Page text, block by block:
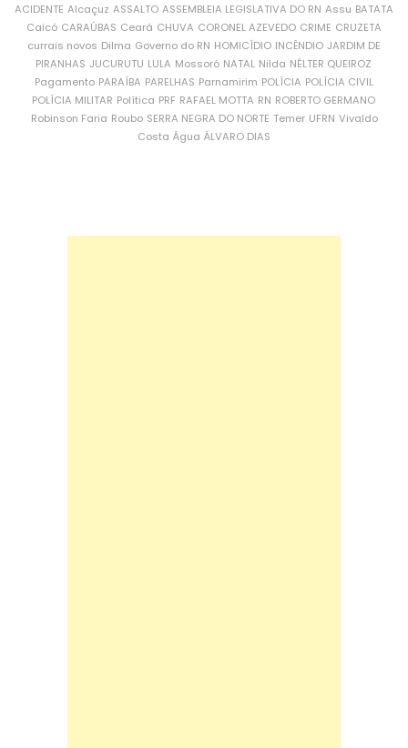
ACIDENTE Alcaçuz ASSALTO ASSEMBLEIA LEGISLATIVA DO RN Assu BATATA
Caicó CARAÚBAS Ceará CHUVA CORONEL AZEVEDO CRIME CRUZETA
currais novos Dilma Governo do RN HOMICÍDIO INCÊNDIO JARDIM DE
PIRANHAS JUCURUTU LULA Mossoró NATAL Nilda NÉLTER QUEIROZ
Pagamento PARAÍBA PARELHAS Parnamirim POLÍCIA POLÍCIA CIVIL
POLÍCIA MILITAR Política PRF RAFAEL MOTTA RN ROBERTO GERMANO
Robinson Faria Roubo SERRA NEGRA DO NORTE Temer UFRN Vivaldo
Costa Água ÁLVARO DIAS